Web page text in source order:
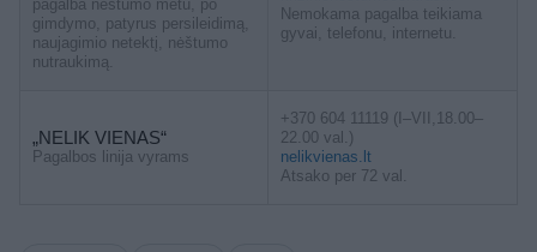
pagalba nėštumo metu, po
gimdymo, patyrus persileidimą,
naujagimio netektį, nėštumo
nutraukimą.
Nemokama pagalba teikiama
gyvai, telefonu, internetu.
„NELIK VIENAS“
Pagalbos linija vyrams
+370 604 11119 (I–VII,18.00–
22.00 val.)
nelikvienas.lt
Atsako per 72 val.